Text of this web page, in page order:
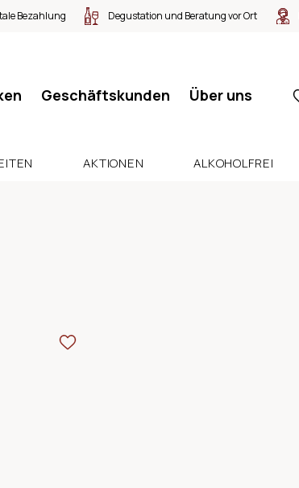
Bezahlung Degustation und Beratung vor Ort
Geschäftskunden Über uns
AKTIONEN ALKOHOLFREI